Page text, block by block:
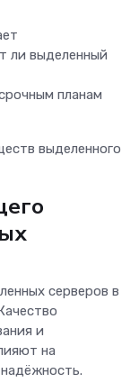
ли выделенный
планам
выделенного
серверов в
и
на